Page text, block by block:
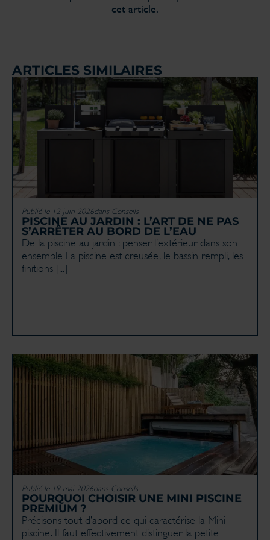
cet article.
ARTICLES SIMILAIRES
Publié le 12 juin 2026dans Conseils
PISCINE AU JARDIN : L’ART DE NE PAS
S’ARRÊTER AU BORD DE L’EAU
De la piscine au jardin : penser l’extérieur dans son
ensemble La piscine est creusée, le bassin rempli, les
finitions [...]
Publié le 19 mai 2026dans Conseils
POURQUOI CHOISIR UNE MINI PISCINE
PREMIUM ?
Précisons tout d’abord ce qui caractérise la Mini
piscine. Il faut effectivement distinguer la petite